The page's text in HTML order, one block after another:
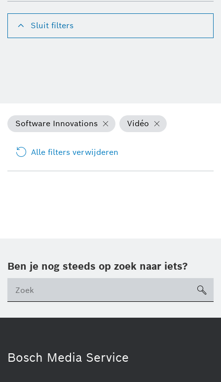
Sluit filters
Software Innovations Vidéo
Alle filters verwijderen
Ben je nog steeds op zoek naar iets?
Bosch Media Service